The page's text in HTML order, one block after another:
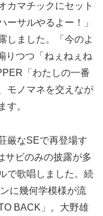
カマチックにセット
ーサルやるよー！」
しました。「今のよ
りつつ「ねぇねぇね
「わたしの一番
モノマネを交えなが
す。
厳なSEで再登場す
サビのみの披露が多
で歌唱しました。続
に幾何学模様が流
BACK」。大野雄